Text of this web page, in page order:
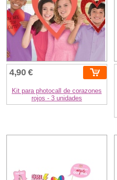
4,90 €
Kit para photocall de corazones
rojos - 3 unidades